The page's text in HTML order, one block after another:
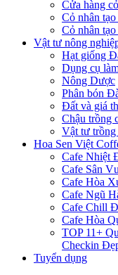
Cửa hàng
Cỏ nhân
Cỏ nhân
Vật tư nông
Hạt giống
Dụng cụ
Nông Dược
Phân bón
Đất và giá
Chậu trồng
Vật tư
Hoa Sen Việt
Cafe Nhiệt
Cafe Sân
Cafe Hòa
Cafe Ngũ
Cafe Chill
Cafe Hòa
TOP 11+
Checkin
Tuyển dụng